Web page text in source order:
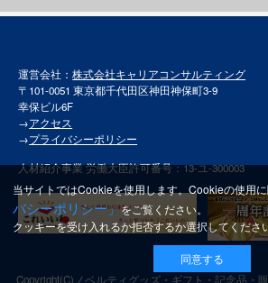
運営会社：株式会社キャリアコンサルティング
〒101-0051 東京都千代田区神田神保町3-9
幸保ビル6F
→アクセス
→プライバシーポリシー
人材紹介事業 労働大臣許可番号：13-ユ-300003
Copyright(C) ノベルティグッズ・ギフト・記念品・
当サイトではCookieを使用します。Cookieの使用
バシーポリシー」をご覧ください。
クッキーを受け入れるか拒否するか選択してくださ
同意する